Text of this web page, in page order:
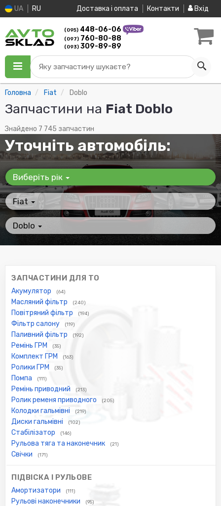
UA RU Доставка і оплата Контакти Вхід
(095) 448-06-06
(097) 760-80-88
(093) 309-89-89
Яку запчастину шукаєте?
Головна Fiat Doblo
Запчастини на Fiat Doblo
Знайдено 7 745 запчастин
Уточніть автомобіль:
Виберіть рік
Fiat
Doblo
ЗАПЧАСТИНИ ДЛЯ ТО
Акумулятор (64)
Масляний фільтр (240)
Повітряний фільтр (194)
Фільтр салону (119)
Паливний фільтр (192)
Ремінь ГРМ (35)
Комплект ГРМ (163)
Ролики ГРМ (35)
Помпа (111)
Ремінь приводний (213)
Ролик ременя приводного (205)
Колодки гальмівні (219)
Диски гальмівні (102)
Стабілізатор (146)
Рульова тяга та наконечник (21)
Свічки (171)
ПІДВІСКА І РУЛЬОВЕ
Амортизатори (111)
Рульові наконечники (95)